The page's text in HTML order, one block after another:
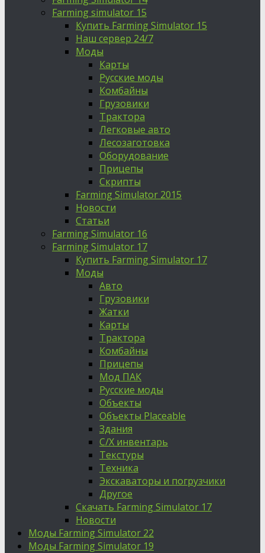
Farming simulator 15
Купить Farming Simulator 15
Наш сервер 24/7
Моды
Карты
Русские моды
Комбайны
Грузовики
Трактора
Легковые авто
Лесозаготовка
Оборудование
Прицепы
Скрипты
Farming Simulator 2015
Новости
Статьи
Farming Simulator 16
Farming Simulator 17
Купить Farming Simulator 17
Моды
Авто
Грузовики
Жатки
Карты
Трактора
Комбайны
Прицепы
Мод ПАК
Русские моды
Объекты
Объекты Placeable
Здания
С/Х инвентарь
Текстуры
Техника
Экскаваторы и погрузчики
Другое
Скачать Farming Simulator 17
Новости
Моды Farming Simulator 22
Моды Farming Simulator 19